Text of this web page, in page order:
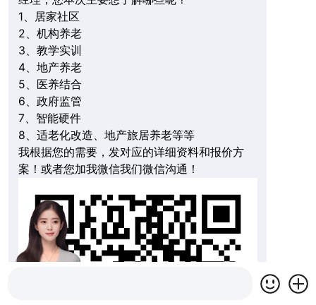
1、居家社区
2、机构养老
3、教学实训
4、地产养老
5、医养结合
6、政府监管
7、智能硬件
8、适老化改造、地产旅居养老等等
我根据您的需要，发对应的详细资料和报价方
案！或者您加我微信我们微信沟通！